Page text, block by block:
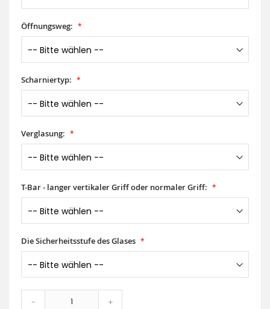
Öffnungsweg:
Scharniertyp:
Verglasung:
T-Bar - langer vertikaler Griff oder normaler Griff:
Die Sicherheitsstufe des Glases
- +